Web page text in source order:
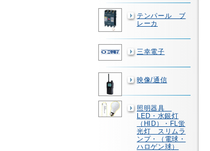
テンパール ブ
レーカ
三幸電子
映像/通信
照明器具
LED・水銀灯
（HID）・FL蛍
光灯 スリムラ
ンプ・（電球・
ハロゲン球）